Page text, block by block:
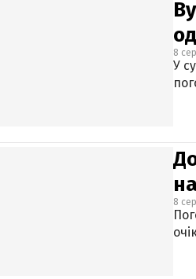
8
У
8